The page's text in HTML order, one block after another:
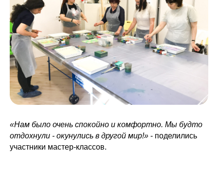
«Нам было очень спокойно и комфортно. Мы будто
отдохнули - окунулись в другой мир!» - поделились
участники мастер-классов.